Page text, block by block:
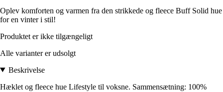
Oplev komforten og varmen fra den strikkede og fleece Buff Solid hue
for en vinter i stil!
Produktet er ikke tilgængeligt
Alle varianter er udsolgt
Beskrivelse
Hæklet og fleece hue Lifestyle til voksne. Sammensætning: 100%